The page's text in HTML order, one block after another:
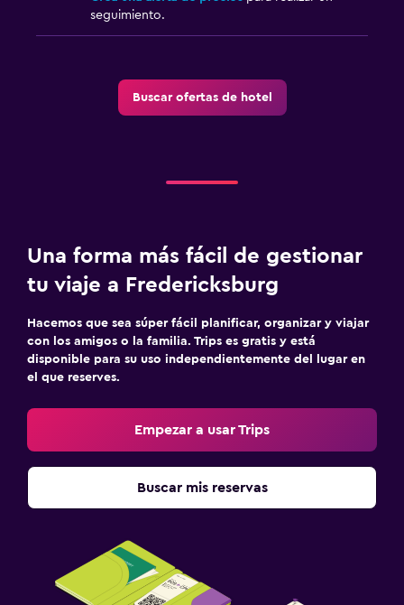
seguimiento.
Buscar ofertas de hotel
Una forma más fácil de gestionar
tu viaje a Fredericksburg
Hacemos que sea súper fácil planificar, organizar y viajar
con los amigos o la familia. Trips es gratis y está
disponible para su uso independientemente del lugar en
el que reserves.
Empezar a usar Trips
Buscar mis reservas